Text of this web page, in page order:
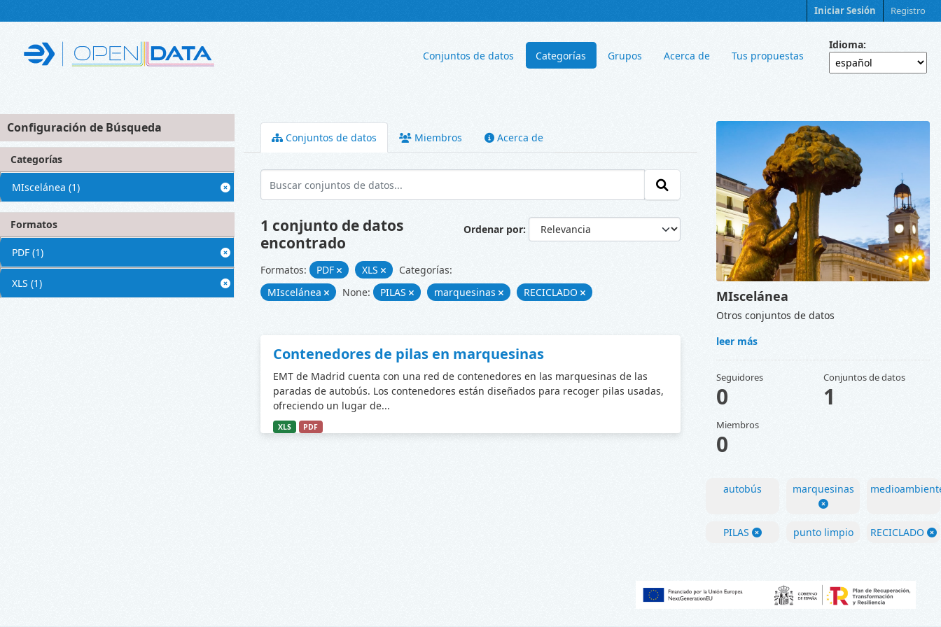
Iniciar Sesión Registro
Conjuntos de datos Categorías Grupos Acerca de Tus propuestas
Idioma
Configuración de Búsqueda
Categorías
MIscelánea (1)
Formatos
PDF (1)
XLS (1)
Conjuntos de datos Miembros Acerca de
Ordenar por
1 conjunto de datos
encontrado
Formatos: PDF XLS
Categorías:
MIscelánea
None: PILAS marquesinas RECICLADO
Contenedores de pilas en marquesinas
EMT de Madrid cuenta con una red de contenedores en las marquesinas de las
paradas de autobús. Los contenedores están diseñados para recoger pilas usadas,
ofreciendo un lugar de...
XLS PDF
MIscelánea
Otros conjuntos de datos
leer más
Seguidores
0
Conjuntos de datos
1
Miembros
0
autobús marquesinas
PILAS punto limpio RECICLADO